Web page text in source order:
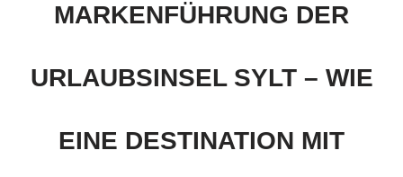
MARKENFÜHRUNG DER
URLAUBSINSEL SYLT – WIE
EINE DESTINATION MIT